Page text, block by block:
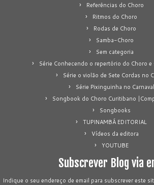
Referências do Choro
Ritmos do Choro
Rodas de Choro
Samba-Choro
Sem categoria
Série Conhecendo o repertório do Choro
Série o violão de Sete Cordas no
Série Pixinguinha no Carnaval
Songbook do Choro Curitibano
Songbooks
TUPINAMBÁ EDITORIAL
Vídeos da editora
YOUTUBE
Subscrever Blog via
Indique o seu endereço de email para subscrever este